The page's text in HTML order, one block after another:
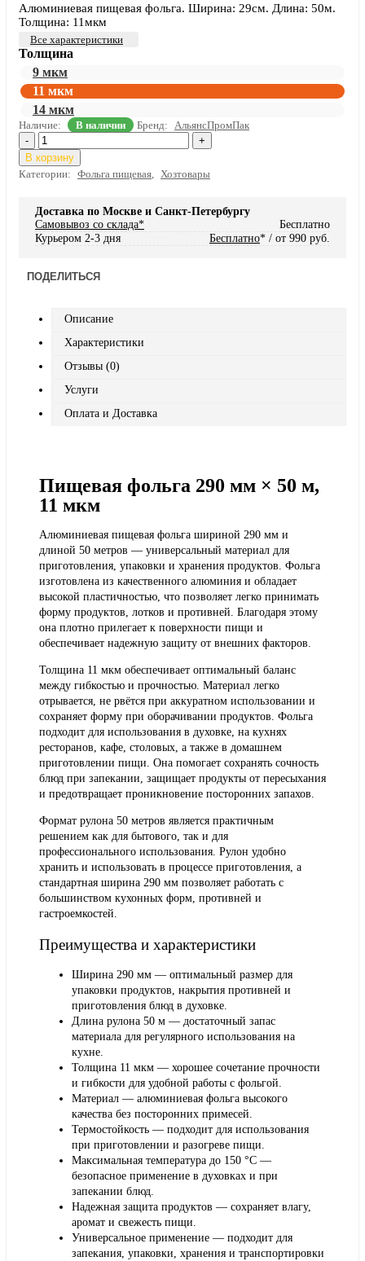
Алюминиевая пищевая фольга. Ширина: 29см. Длина: 50м.
Толщина: 11мкм
Все характеристики
Толщина
9 мкм
11 мкм
14 мкм
Наличие: В наличии Бренд:
АльянсПромПак
-
+
В корзину
Категории: Фольга пищевая Хозтовары
Доставка по Москве и Санкт-Петербургу
Самовывоз со склада*
Бесплатно
Курьером 2-3 дня
Бесплатно* / от 990 руб.
ПОДЕЛИТЬСЯ
Описание
Характеристики
Отзывы (0)
Услуги
Оплата и Доставка
Пищевая фольга 290 мм × 50 м,
11 мкм
Алюминиевая пищевая фольга шириной 290 мм и
длиной 50 метров — универсальный материал для
приготовления, упаковки и хранения продуктов. Фольга
изготовлена из качественного алюминия и обладает
высокой пластичностью, что позволяет легко принимать
форму продуктов, лотков и противней. Благодаря этому
она плотно прилегает к поверхности пищи и
обеспечивает надежную защиту от внешних факторов.
Толщина 11 мкм обеспечивает оптимальный баланс
между гибкостью и прочностью. Материал легко
отрывается, не рвётся при аккуратном использовании и
сохраняет форму при оборачивании продуктов. Фольга
подходит для использования в духовке, на кухнях
ресторанов, кафе, столовых, а также в домашнем
приготовлении пищи. Она помогает сохранять сочность
блюд при запекании, защищает продукты от пересыхания
и предотвращает проникновение посторонних запахов.
Формат рулона 50 метров является практичным
решением как для бытового, так и для
профессионального использования. Рулон удобно
хранить и использовать в процессе приготовления, а
стандартная ширина 290 мм позволяет работать с
большинством кухонных форм, противней и
гастроемкостей.
Преимущества и характеристики
Ширина 290 мм — оптимальный размер для
упаковки продуктов, накрытия противней и
приготовления блюд в духовке.
Длина рулона 50 м — достаточный запас
материала для регулярного использования на
кухне.
Толщина 11 мкм — хорошее сочетание прочности
и гибкости для удобной работы с фольгой.
Материал — алюминиевая фольга высокого
качества без посторонних примесей.
Термостойкость — подходит для использования
при приготовлении и разогреве пищи.
Максимальная температура до 150 °C —
безопасное применение в духовках и при
запекании блюд.
Надежная защита продуктов — сохраняет влагу,
аромат и свежесть пищи.
Универсальное применение — подходит для
запекания, упаковки, хранения и транспортировки